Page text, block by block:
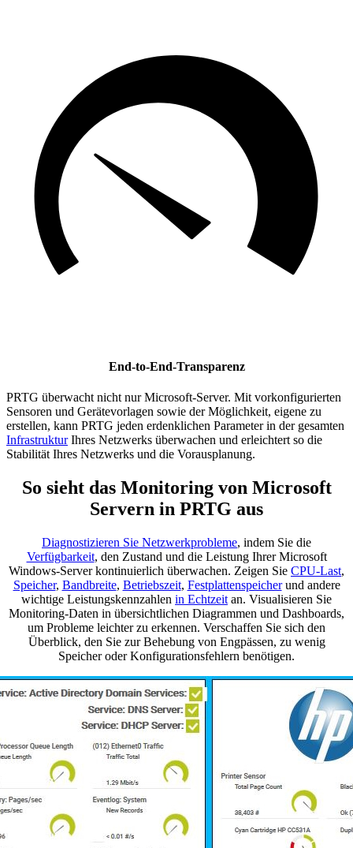
End-to-End-Transparenz
PRTG überwacht nicht nur Microsoft-Server. Mit vorkonfigurierten
Sensoren und Gerätevorlagen sowie der Möglichkeit, eigene zu
erstellen, kann PRTG jeden erdenklichen Parameter in der gesamten
InfrastrukturIhres Netzwerks überwachen und erleichtert so die
Stabilität Ihres Netzwerks und die Vorausplanung.
So sieht das Monitoring von Microsoft
Servern in PRTG aus
Diagnostizieren Sie Netzwerkprobleme, indem Sie die
Verfügbarkeit, den Zustand und die Leistung Ihrer Microsoft
Windows-Server kontinuierlich überwachen. Zeigen Sie CPU-Last,
Speicher, Bandbreite, Betriebszeit, Festplattenspeicherund andere
wichtige Leistungskennzahlen in Echtzeit an. Visualisieren Sie
Monitoring-Daten in übersichtlichen Diagrammen und Dashboards,
um Probleme leichter zu erkennen. Verschaffen Sie sich den
Überblick, den Sie zur Behebung von Engpässen, zu wenig
Speicher oder Konfigurationsfehlern benötigen.